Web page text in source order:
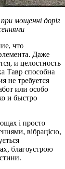
мощенні доріг
что
Даже
и целостность
Тавр способна
не требуется
или особо
и быстро
і просто
вібрацією,
благоустрою